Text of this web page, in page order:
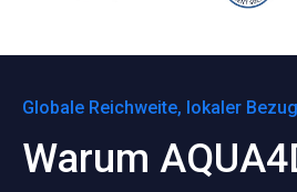
Globale Reichweite, lokaler Bezug
Warum